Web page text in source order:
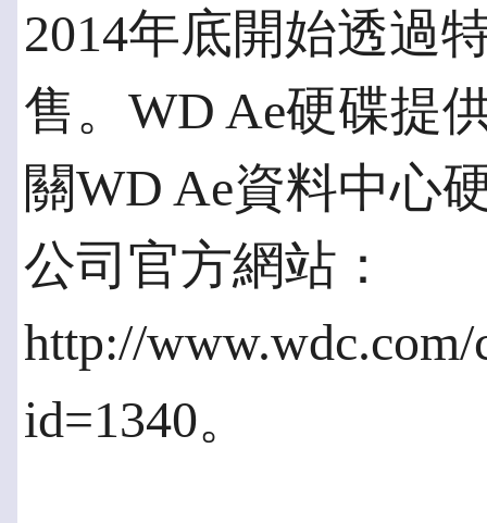
2014年底開始透過
售。WD Ae硬碟提
關WD Ae資料中心
公司官方網站：
http://www.wdc.com/
id=1340。